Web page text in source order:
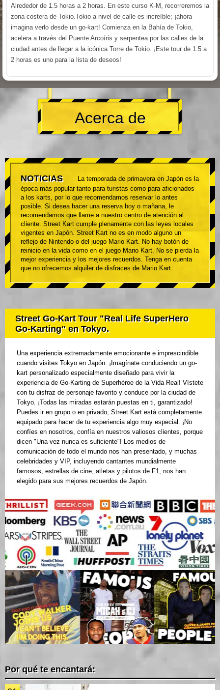
Alrededor de 1.5 horas a 2 horas. En este curso K-M, recorreremos la
zona costera de Tokio.Tokio a nivel de calle es increíble; ¡ahora
imagina verlo desde un go-kart! Comienza en la Bahía de Tokio,
acelera a través del Puente Arcoíris y serpentea por las calles de la
ciudad antes de llegar a la icónica Torre de Tokio. ¡Este tour de 1.5 a
2 horas es uno para la lista de deseos!
Acerca de
NOTICIAS
La temporada de primavera en Japón es la
época más popular tanto para turistas como para aficionados
a los karts, por lo que recomendamos reservar lo antes
posible. Si desea hacer una reserva hoy o mañana, le
recomendamos que llame a nuestro centro de atención al
cliente. Street Kart cumple plenamente con las leyes locales
vigentes en Japón. Street Kart no es en modo alguno un
reflejo de Nintendo o del juego Mario Kart. No hay botón de
reinicio en la vida como en el juego Mario Kart. No se pierda la
mejor experiencia y los mejores recuerdos. Tenga en cuenta
que no ofrecemos alquiler de disfraces de Mario Kart.
Street Go-Kart Tour "Real Life SuperHero
Go-Karting" en Tokyo.
Una experiencia extremadamente emocionante e imprescindible
cuando visites Tokyo en Japón. ¡Imagínate conduciendo un go-
kart personalizado especialmente diseñado para vivir la
experiencia de Go-Karting de Superhéroe de la Vida Real! Vístete
con tu disfraz de personaje favorito y conduce por la ciudad de
Tokyo. ¡Todas las miradas estarán puestas en ti, garantizado!
Puedes ir en grupo o en privado, Street Kart está completamente
equipado para hacer de tu experiencia algo muy especial. ¡No
confíes en nosotros, confía en nuestros valiosos clientes, porque
dicen "Una vez nunca es suficiente"! Los medios de
comunicación de todo el mundo nos han presentado, y muchas
celebridades y VIP, incluyendo cantantes mundialmente
famosos, estrellas de cine, atletas y pilotos de F1, nos han
elegido para sus mejores recuerdos de Japón.
Por qué te encantará: